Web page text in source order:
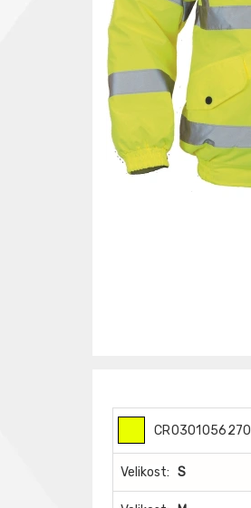
CR0301056270
Velikost: S